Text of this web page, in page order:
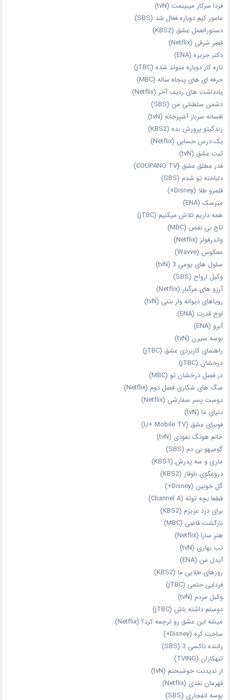
فردا سرکار میبینمت (tvN)
مامور کیم دوباره فعال شد (SBS)
دستورالعمل عشق (KBS2)
قصر شرقی (Netflix)
دکتر جزیره (ENA)
تازه‌ کار دوباره‌ متولد شده (jTBC)
حرفه‌ ای‌ های پنجاه‌ ساله (MBC)
یادداشت‌ های ردیف آخر (Netflix)
دشمن سلطنتی من (SBS)
افسانه سرباز آشپزخانه (tvN)
زندگیتو پرورش بده (KBS2)
یک درس حسابی (Netflix)
ثبت عشق (tvN)
قدر مطلق عشق (COUPANG TV)
دلباخته تو شدم (SBS)
قلمرو طلا (Disney+)
مترسک (ENA)
همه داریم تلاش میکنیم (jTBC)
تاج بی‌ نقص (MBC)
واندرفولز (Netflix)
معکوس (Wavve)
سلول های یومی 3 (tvN)
وکیل ارواح (SBS)
آرزو های مرگبار (Netflix)
رویاهای دیوانه‌ وار بتنی (tvN)
اوج قدرت (ENA)
آبرو (ENA)
بوسه سیرن (tvN)
راهنمای کاربردی عشق (jTBC)
درخشان (jTBC)
در فصل درخشان تو (MBC)
سگ های شکاری فصل دوم (Netflix)
دوست‌ پسر سفارشی (Netflix)
دنیای ما (tvN)
فوبیای عشق (U+ Mobile TV)
خانم هونگ نفوذی (tvN)
گومیهو بی دم (SBS)
ماری و سه پدرش (KBS1)
دروغگوی باوقار (KBS2)
گل خونین (Disney+)
قطعا بچه توئه (Channel A)
برای دزد عزیزم (KBS2)
بازگشت قاضی (MBC)
هنر سارا (Netflix)
تب بهاری (tvN)
آیدل من (ENA)
روزهای طلایی ما (KBS2)
فردایی حتمی (jTBC)
وکیل مردم (tvN)
دوستم داشته باش (jTBC)
میشه این عشق رو ترجمه کرد؟ (Netflix)
ساخت کره (Disney+)
راننده تاکسی 3 (SBS)
تبهکاران (TVING)
از ندیدنت خوشبختم (tvN)
قهرمان نقدی (Netflix)
بوسه انفجاری (SBS)